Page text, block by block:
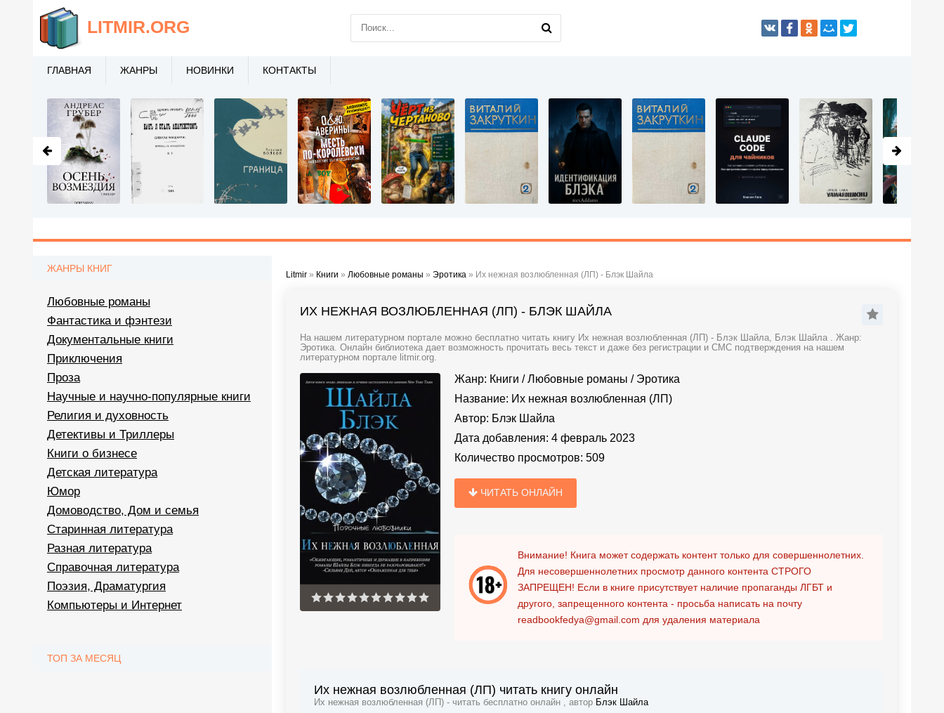
Litmir » Книги » Любовные романы » Эротика » Их нежная возлюбленная (ЛП) - Блэк Шайла
ИХ НЕЖНАЯ ВОЗЛЮБЛЕННАЯ (ЛП) - БЛЭК ШАЙЛА
На нашем литературном портале можно бесплатно читать книгу Их нежная возлюбленная (ЛП) - Блэк Шайла, Блэк Шайла . Жанр:
Эротика. Онлайн библиотека дает возможность прочитать весь текст и даже без регистрации и СМС подтверждения на нашем
литературном портале litmir.org.
Жанр: Книги /Любовные романы / Эротика
Название: Их нежная возлюбленная (ЛП)
Автор: Блэк Шайла
Дата добавления: 4 февраль 2023
Количество просмотров: 509
ЧИТАТЬ ОНЛАЙН
Внимание! Книга может содержать контент только для совершеннолетних.
Для несовершеннолетних просмотр данного контента СТРОГО
ЗАПРЕЩЕН! Если в книге присутствует наличие пропаганды ЛГБТ и
другого, запрещенного контента - просьба написать на почту
readbookfedya@gmail.com для удаления материала
Их нежная возлюбленная (ЛП) читать книгу онлайн
Их нежная возлюбленная (ЛП) - читать бесплатно онлайн , автор Блэк Шайла
ЖАНРЫ КНИГ
Любовные романы
Фантастика и фэнтези
Документальные книги
Приключения
Проза
Научные и научно-популярные книги
Религия и духовность
Детективы и Триллеры
Книги о бизнесе
Детская литература
Юмор
Домоводство, Дом и семья
Старинная литература
Разная литература
Справочная литература
Поэзия, Драматургия
Компьютеры и Интернет
ТОП ЗА МЕСЯЦ
LITMIR.ORG
ГЛАВНАЯ ЖАНРЫ НОВИНКИ КОНТАКТЫ